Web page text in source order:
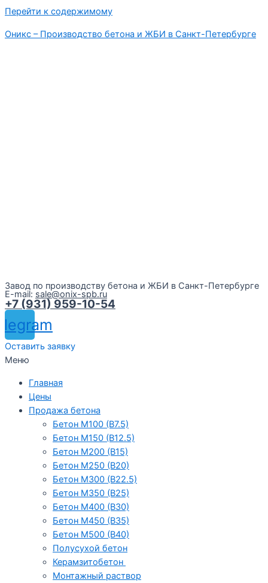
Перейти к содержимому
Оникс – Производство бетона и ЖБИ в Санкт-Петербурге
Завод по производству бетона и ЖБИ в Санкт-Петербурге
E-mail: sale@onix-spb.ru
+7 (931) 959-10-54
Оставить заявку
Меню
Главная
Цены
Продажа бетона
Бетон М100 (В7.5)
Бетон М150 (В12.5)
Бетон М200 (В15)
Бетон М250 (В20)
Бетон М300 (В22.5)
Бетон М350 (В25)
Бетон М400 (В30)
Бетон М450 (В35)
Бетон М500 (В40)
Полусухой бетон
Керамзитобетон
Монтажный раствор